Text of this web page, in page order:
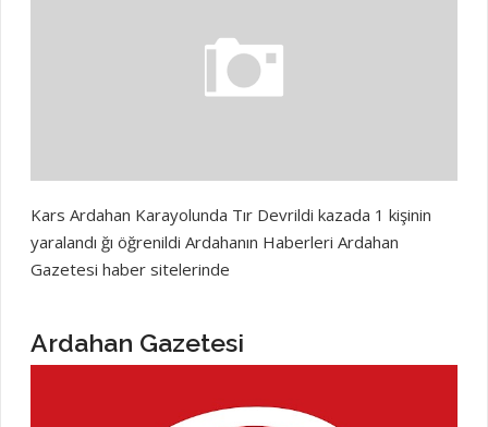
Kars Ardahan Karayolunda Tır Devrildi kazada 1 kişinin
yaralandı ğı öğrenildi Ardahanın Haberleri Ardahan
Gazetesi haber sitelerinde
Ardahan Gazetesi